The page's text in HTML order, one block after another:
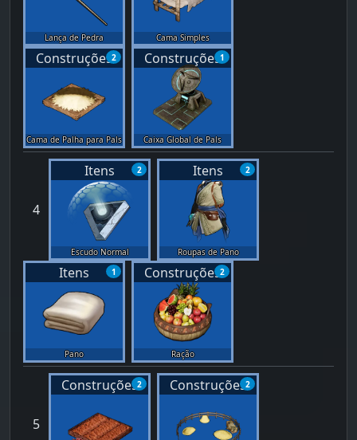
Lança de Pedra
Cama Simples
2
Construções
Cama de Palha para Pals
1
Construções
Caixa Global de Pals
4
2
Itens
Escudo Normal
2
Itens
Roupas de Pano
1
Itens
Pano
2
Construções
Ração
5
2
Construções 2
Construções